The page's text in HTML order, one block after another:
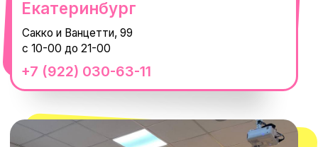
+7 (932) 602-41-15
ТРК «Европолис Ростокино»
ул. Проспект Мира, 211 к2
с 10-00 до 22-00
Москва
СЕКРЕТНЫЕ ПРОМОКОДЫ, ПРИГЛАШЕНИЯ